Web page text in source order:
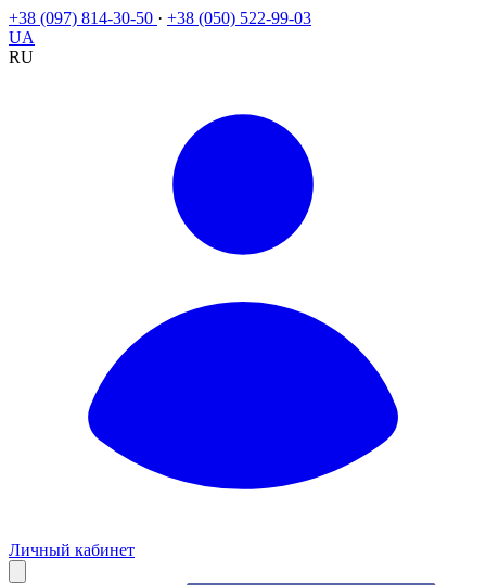
+38 (097) 814-30-50 · +38 (050) 522-99-03
UA
RU
Личный кабинет